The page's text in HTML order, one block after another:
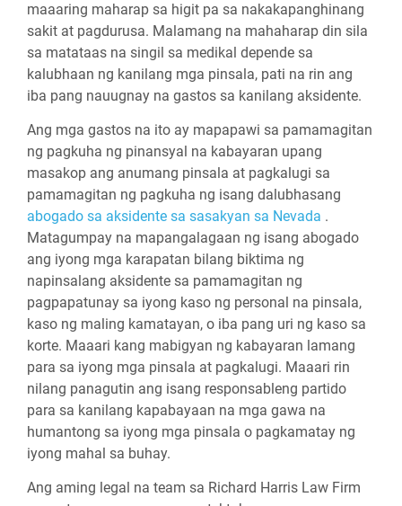
maaaring maharap sa higit pa sa nakakapanghinang
sakit at pagdurusa. Malamang na mahaharap din sila
sa matataas na singil sa medikal depende sa
kalubhaan ng kanilang mga pinsala, pati na rin ang
iba pang nauugnay na gastos sa kanilang aksidente.
Ang mga gastos na ito ay mapapawi sa pamamagitan
ng pagkuha ng pinansyal na kabayaran upang
masakop ang anumang pinsala at pagkalugi sa
pamamagitan ng pagkuha ng isang dalubhasang
abogado sa aksidente sa sasakyan sa Nevada .
Matagumpay na mapangalagaan ng isang abogado
ang iyong mga karapatan bilang biktima ng
napinsalang aksidente sa pamamagitan ng
pagpapatunay sa iyong kaso ng personal na pinsala,
kaso ng maling kamatayan, o iba pang uri ng kaso sa
korte. Maaari kang mabigyan ng kabayaran lamang
para sa iyong mga pinsala at pagkalugi. Maaari rin
nilang panagutin ang isang responsableng partido
para sa kanilang kapabayaan na mga gawa na
humantong sa iyong mga pinsala o pagkamatay ng
iyong mahal sa buhay.
Ang aming legal na team sa Richard Harris Law Firm